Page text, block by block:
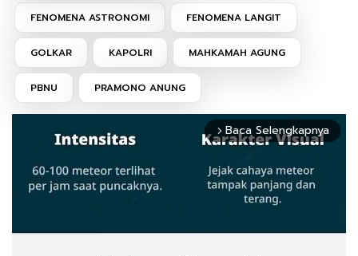
FENOMENA ASTRONOMI FENOMENA LANGIT
GOLKAR KAPOLRI MAHKAMAH AGUNG
PBNU PRAMONO ANUNG
arrow_forward_ios Baca Selengkapnya